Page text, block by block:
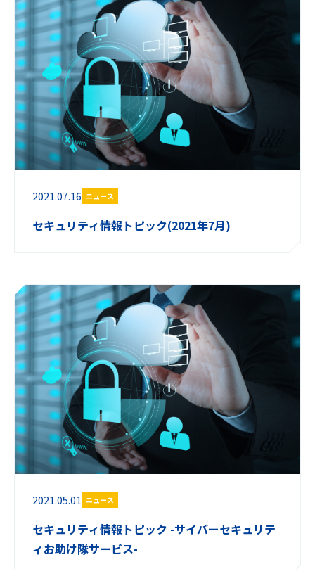
2021.07.16 ニュース
セキュリティ情報トピック(2021年7月)
2021.05.01 ニュース
セキュリティ情報トピック -サイバーセキュリテ
ィお助け隊サービス-